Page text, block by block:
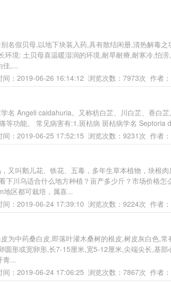
名假贝母,以地下块装入药,具有散结闲册,清热解毒
境: 土贝母喜温暖湿润的环境,耐旱耐瘠,耐寒冷,怕
佳,...
间：2019-06-26 16:14:12 浏览次数：7973次 作者
名 Angeli caidahuria。又称枋白芷、川白芷、香白
等功能。 常见病害有:1.斑枯病 斑枯病学名 Septoria
间：2019-06-25 17:52:15 浏览次数：9231次 作者
又叫鹅儿花、铁花、五毒，多年生草本植物，块根
下川乌适合什么地方种植？亩产多少斤？市场价格怎
地区都可栽培，属喜...
间：2019-06-24 17:39:10 浏览次数：9224次 作者
为中药桑白皮,即落叶灌木桑树的根皮,树皮灰白色,
形或宽卵形,长7-15厘米,宽5-12厘米,尖端尖长,基部
青...
间：2019-06-24 17:06:25 浏览次数：7867次 作者